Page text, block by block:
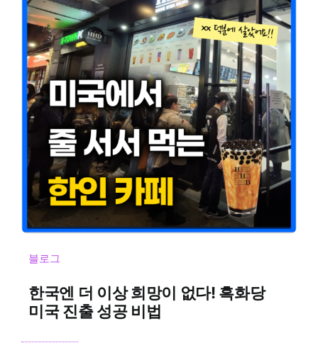
블로그
한국엔 더 이상 희망이 없다! 흑화당
미국 진출 성공 비법